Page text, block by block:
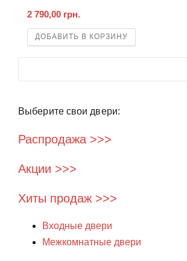
2 790,00 грн.
ДОБАВИТЬ В КОРЗИНУ
Выберите свои двери:
Распродажа >>>
Акции >>>
Хиты продаж >>>
Входные двери
Межкомнатные двери